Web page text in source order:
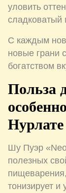
уловить
сладковатый
С каждым
новые грани
богатством
Польза
Нурлате
Шу Пуэр
полезных
тонизирует